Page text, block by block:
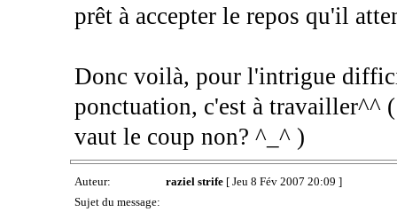
prêt à accepter le repos qu'il
Donc voilà, pour l'intrigue
ponctuation, c'est à travailler^^
vaut le coup non? ^_^ )
Auteur: raziel strife[ Jeu 8 Fév 2007 20:09 ]
Sujet du message: